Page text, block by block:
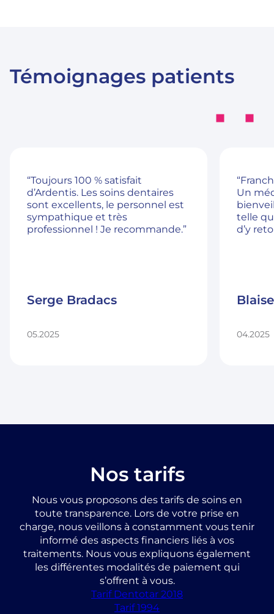
Témoignages patients
“Toujours 100 % satisfait
d’Ardentis. Les soins dentaires
sont excellents, le personnel est
sympathique et très
professionnel ! Je recommande.”
Serge Bradacs
05.2025
Un
telle
d’y
04.2025
Nos tarifs
Nous vous proposons des tarifs de soins en
toute transparence. Lors de votre prise en
charge, nous veillons à constamment vous tenir
informé des aspects financiers liés à vos
traitements. Nous vous expliquons également
les différentes modalités de paiement qui
s’offrent à vous.
Tarif Dentotar 2018
Tarif 1994